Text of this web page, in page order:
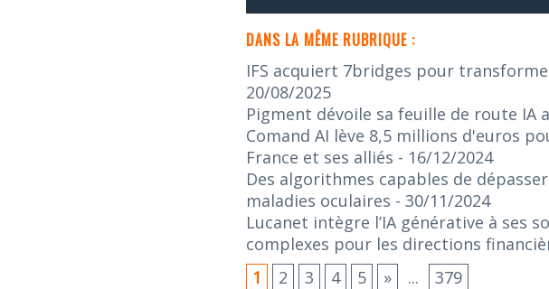
DANS LA MÊME RUBRIQUE :
IFS acquiert 7bridges pour
20/08/2025
Pigment dévoile sa feuille de route IA
Comand AI lève 8,5 millions d'euros
France et ses alliés - 16/12/2024
Des algorithmes capables de
maladies oculaires - 30/11/2024
Lucanet intègre l’IA générative à ses
complexes pour les directions
1
2 3 4 5 » ... 379